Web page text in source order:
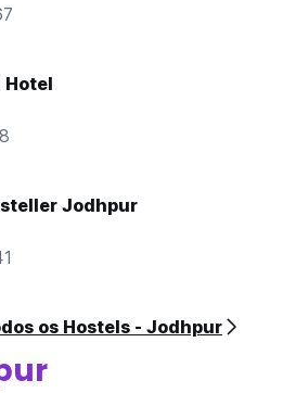
Hotel
Jodhpur
os Hostels - Jodhpur